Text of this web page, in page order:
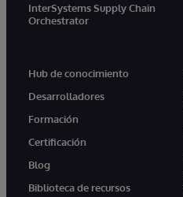
InterSystems Supply Chain
Orchestrator
Hub de conocimiento
Desarrolladores
Formación
Certificación
Blog
Biblioteca de recursos